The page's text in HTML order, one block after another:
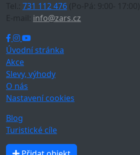
Tel.: 731 112 476 (Po-Pá: 9:00- 17:00)
E-mail: info@zars.cz
Úvodní stránka
Akce
Slevy, výhody
O nás
Nastavení cookies
Blog
Turistické cíle